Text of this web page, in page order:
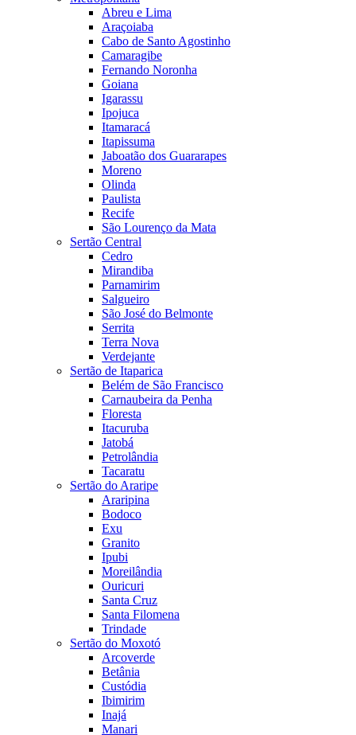
Abreu e Lima
Araçoiaba
Cabo de Santo Agostinho
Camaragibe
Fernando Noronha
Goiana
Igarassu
Ipojuca
Itamaracá
Itapissuma
Jaboatão dos Guararapes
Moreno
Olinda
Paulista
Recife
São Lourenço da Mata
Sertão Central
Cedro
Mirandiba
Parnamirim
Salgueiro
São José do Belmonte
Serrita
Terra Nova
Verdejante
Sertão de Itaparica
Belém de São Francisco
Carnaubeira da Penha
Floresta
Itacuruba
Jatobá
Petrolândia
Tacaratu
Sertão do Araripe
Araripina
Bodoco
Exu
Granito
Ipubi
Moreilândia
Ouricuri
Santa Cruz
Santa Filomena
Trindade
Sertão do Moxotó
Arcoverde
Betânia
Custódia
Ibimirim
Inajá
Manari